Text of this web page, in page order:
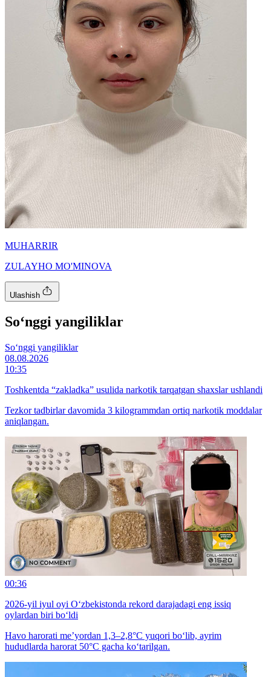
MUHARRIR
ZULAYHO MO'MINOVA
Ulashish
So‘nggi yangiliklar
So‘nggi yangiliklar
08.08.2026
10:35
Toshkentda “zakladka” usulida narkotik tarqatgan shaxslar ushlandi
Tezkor tadbirlar davomida 3 kilogrammdan ortiq narkotik moddalar
aniqlangan.
00:36
2026-yil iyul oyi O‘zbekistonda rekord darajadagi eng issiq
oylardan biri bo‘ldi
Havo harorati me’yordan 1,3–2,8°C yuqori bo‘lib, ayrim
hududlarda harorat 50°C gacha ko‘tarilgan.